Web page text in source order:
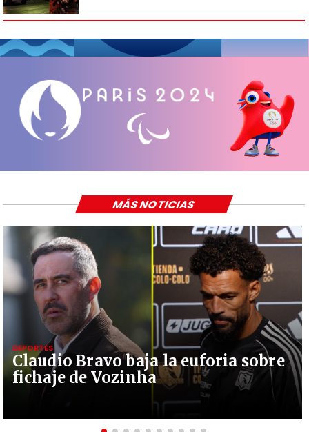
Claudio Bravo baja la euforia sobre
fichaje de Vozinha
DEPORTES
MÁS NOTICIAS